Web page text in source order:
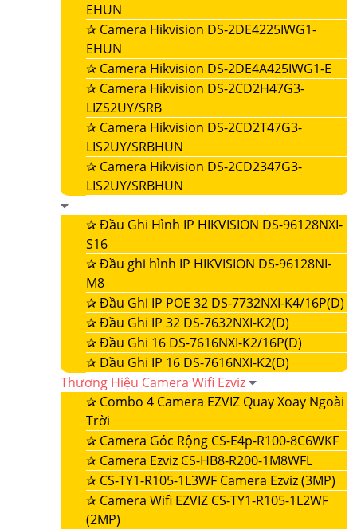
EHUN
✰ Camera Hikvision DS-2DE4225IWG1-
EHUN
✰ Camera Hikvision DS-2DE4A425IWG1-E
✰ Camera Hikvision DS-2CD2H47G3-
LIZS2UY/SRB
✰ Camera Hikvision DS-2CD2T47G3-
LIS2UY/SRBHUN
✰ Camera Hikvision DS-2CD2347G3-
LIS2UY/SRBHUN
✰Đầu Ghi Hình IP HIKVISION DS-96128NXI-
S16
✰Đầu ghi hình IP HIKVISION DS-96128NI-
M8
✰Đầu Ghi IP POE 32 DS-7732NXI-K4/16P(D)
✰Đầu Ghi IP 32 DS-7632NXI-K2(D)
✰Đầu Ghi 16 DS-7616NXI-K2/16P(D)
✰Đầu Ghi IP 16 DS-7616NXI-K2(D)
Thương Hiệu Camera Wifi Ezviz
✰ Combo 4 Camera EZVIZ Quay Xoay Ngoài
Trời
✰ Camera Góc Rộng CS-E4p-R100-8C6WKF
✰ Camera Ezviz CS-HB8-R200-1M8WFL
✰ CS-TY1-R105-1L3WF Camera Ezviz (3MP)
✰ Camera Wifi EZVIZ CS-TY1-R105-1L2WF
(2MP)